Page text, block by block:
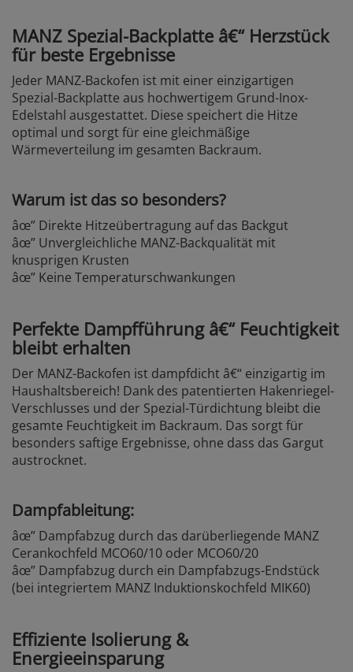
MANZ Spezial-Backplatte â€“ Herzstück
für beste Ergebnisse
Jeder MANZ-Backofen ist mit einer einzigartigen
Spezial-Backplatte aus hochwertigem Grund-Inox-
Edelstahl ausgestattet. Diese speichert die Hitze
optimal und sorgt für eine gleichmäßige
Wärmeverteilung im gesamten Backraum.
Warum ist das so besonders?
âœ” Direkte Hitzeübertragung auf das Backgut
âœ” Unvergleichliche MANZ-Backqualität mit
knusprigen Krusten
âœ” Keine Temperaturschwankungen
Perfekte Dampfführung â€“ Feuchtigkeit
bleibt erhalten
Der MANZ-Backofen ist dampfdicht â€“ einzigartig im
Haushaltsbereich! Dank des patentierten Hakenriegel-
Verschlusses und der Spezial-Türdichtung bleibt die
gesamte Feuchtigkeit im Backraum. Das sorgt für
besonders saftige Ergebnisse, ohne dass das Gargut
austrocknet.
Dampfableitung:
âœ” Dampfabzug durch das darüberliegende MANZ
Cerankochfeld MCO60/10 oder MCO60/20
âœ” Dampfabzug durch ein Dampfabzugs-Endstück
(bei integriertem MANZ Induktionskochfeld MIK60)
Effiziente Isolierung &
Energieeinsparung